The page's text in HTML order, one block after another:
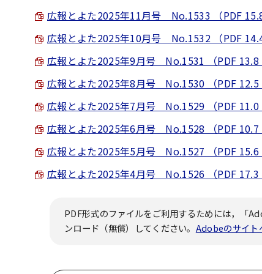
広報とよた2025年11月号 No.1533 （PDF 15.8
広報とよた2025年10月号 No.1532 （PDF 14.4
広報とよた2025年9月号 No.1531 （PDF 13.8
広報とよた2025年8月号 No.1530 （PDF 12.5
広報とよた2025年7月号 No.1529 （PDF 11.0
広報とよた2025年6月号 No.1528 （PDF 10.7
広報とよた2025年5月号 No.1527 （PDF 15.6
広報とよた2025年4月号 No.1526 （PDF 17.3
PDF形式のファイルをご利用するためには，「
ンロード（無償）してください。 Adobeのサイト